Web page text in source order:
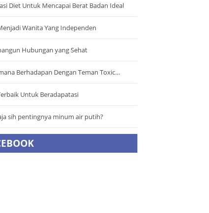
Diet Untuk Mencapai Berat Badan Ideal
Wanita Yang Independen
Hubungan yang Sehat
Berhadapan Dengan Teman Toxic…
Untuk Beradapatasi
sih pentingnya minum air putih?